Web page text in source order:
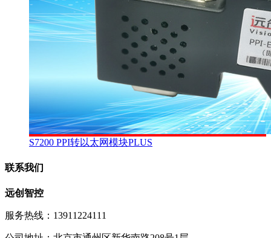
S7200 PPI转以太网模块PLUS
联系我们
远创智控
服务热线：13911224111